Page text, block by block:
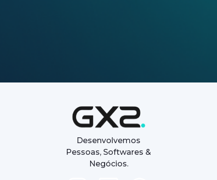
Desenvolvemos
Pessoas, Softwares &
Negócios.